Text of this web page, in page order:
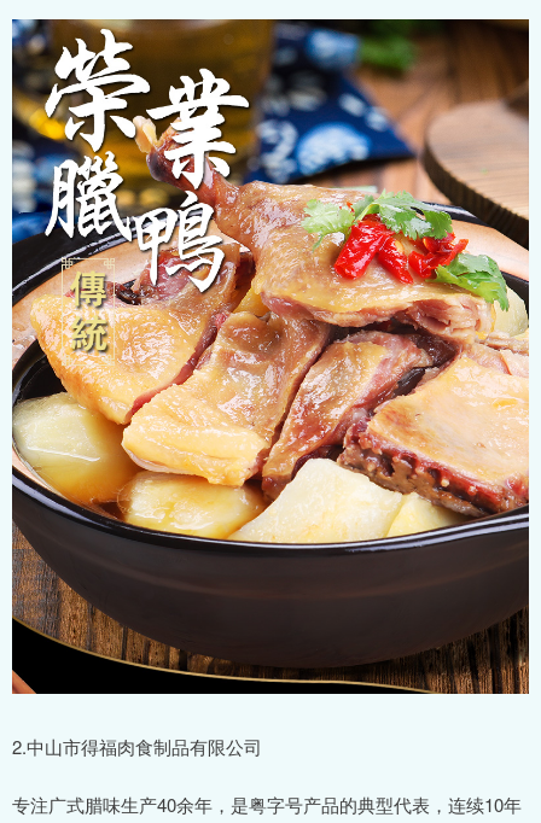
2.中山市得福肉食制品有限公司
专注广式腊味生产40余年，是粤字号产品的典型代表，连续10年